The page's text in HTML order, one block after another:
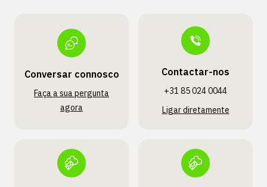
Conversar connosco
Faça a sua pergunta
agora
Contactar-nos
+31 85 024 0044
Ligar diretamente